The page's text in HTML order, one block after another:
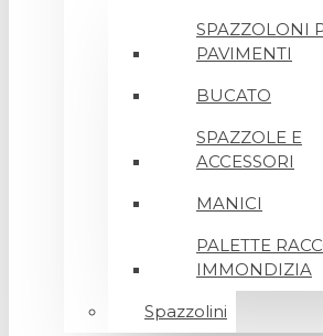
SPAZZOLONI
PAVIMENTI
BUCATO
SPAZZOLE E
ACCESSORI
MANICI
PALETTE
IMMONDIZIA
Spazzolini